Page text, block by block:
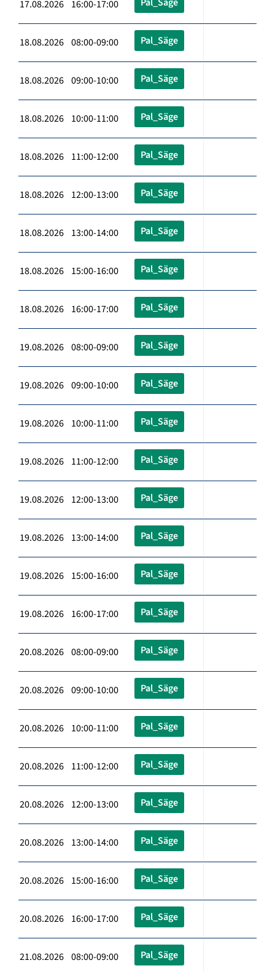
17.08.2026 16:00-17:00
18.08.2026 08:00-09:00 Pal_Säge
18.08.2026 09:00-10:00 Pal_Säge
18.08.2026 10:00-11:00 Pal_Säge
18.08.2026 11:00-12:00 Pal_Säge
18.08.2026 12:00-13:00 Pal_Säge
18.08.2026 13:00-14:00 Pal_Säge
18.08.2026 15:00-16:00 Pal_Säge
18.08.2026 16:00-17:00 Pal_Säge
19.08.2026 08:00-09:00 Pal_Säge
19.08.2026 09:00-10:00 Pal_Säge
19.08.2026 10:00-11:00 Pal_Säge
19.08.2026 11:00-12:00 Pal_Säge
19.08.2026 12:00-13:00 Pal_Säge
19.08.2026 13:00-14:00 Pal_Säge
19.08.2026 15:00-16:00 Pal_Säge
19.08.2026 16:00-17:00 Pal_Säge
20.08.2026 08:00-09:00 Pal_Säge
20.08.2026 09:00-10:00 Pal_Säge
20.08.2026 10:00-11:00 Pal_Säge
20.08.2026 11:00-12:00 Pal_Säge
20.08.2026 12:00-13:00 Pal_Säge
20.08.2026 13:00-14:00 Pal_Säge
20.08.2026 15:00-16:00 Pal_Säge
20.08.2026 16:00-17:00 Pal_Säge
21.08.2026 08:00-09:00 Pal_Säge